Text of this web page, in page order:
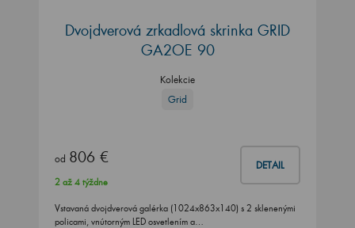
Dvojdverová zrkadlová skrinka GRID
GA2OE 90
Kolekcie
Grid
od 806 € DETAIL
2 až 4 týždne
Vstavaná dvojdverová galérka (1024x863x140) s 2 sklenenými
policami, vnútorným LED osvetlením a…